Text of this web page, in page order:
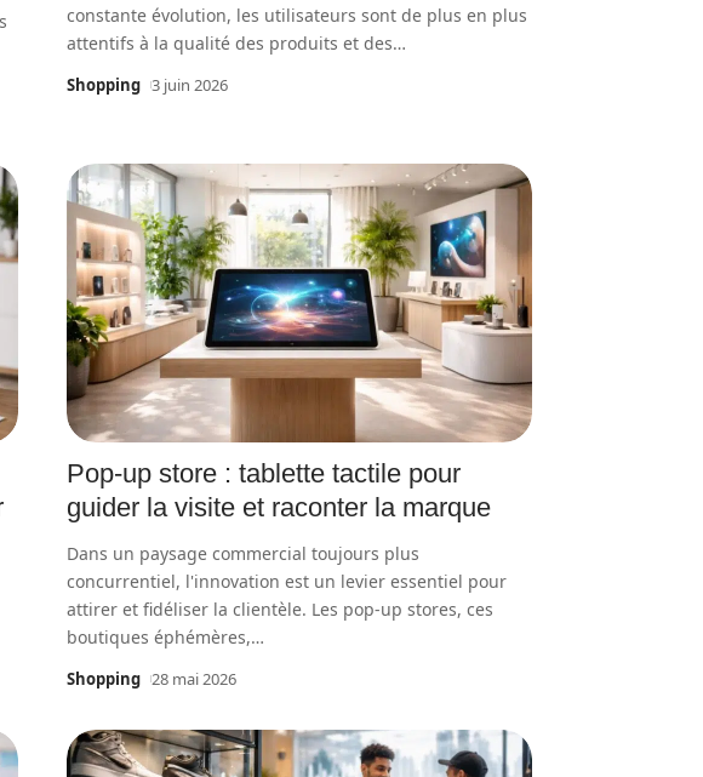
constante évolution, les utilisateurs sont de plus en plus
attentifs à la qualité des produits et des…
Shopping 3 juin 2026
Pop-up store : tablette tactile pour
guider la visite et raconter la marque
Dans un paysage commercial toujours plus
concurrentiel, l'innovation est un levier essentiel pour
attirer et fidéliser la clientèle. Les pop-up stores, ces
boutiques éphémères,…
Shopping 28 mai 2026